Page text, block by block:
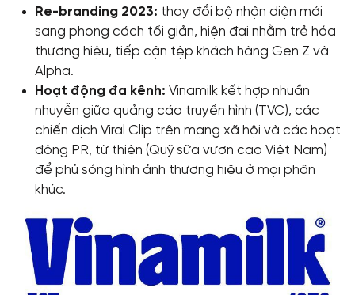
Re-branding 2023: thay đổi bộ nhận diện mới
sang phong cách tối giản, hiện đại nhằm trẻ hóa
thương hiệu, tiếp cận tệp khách hàng Gen Z và
Alpha.
Hoạt động đa kênh: Vinamilk kết hợp nhuần
nhuyễn giữa quảng cáo truyền hình (TVC), các
chiến dịch Viral Clip trên mạng xã hội và các hoạt
động PR, từ thiện (Quỹ sữa vươn cao Việt Nam)
để phủ sóng hình ảnh thương hiệu ở mọi phân
khúc.